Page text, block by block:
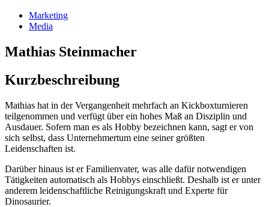
Marketing
Media
Mathias Steinmacher
Kurzbeschreibung
Mathias hat in der Vergangenheit mehrfach an Kickboxturnieren
teilgenommen und verfügt über ein hohes Maß an Disziplin und
Ausdauer. Sofern man es als Hobby bezeichnen kann, sagt er von
sich selbst, dass Unternehmertum eine seiner größten
Leidenschaften ist.
Darüber hinaus ist er Familienvater, was alle dafür notwendigen
Tätigkeiten automatisch als Hobbys einschließt. Deshalb ist er unter
anderem leidenschaftliche Reinigungskraft und Experte für
Dinosaurier.